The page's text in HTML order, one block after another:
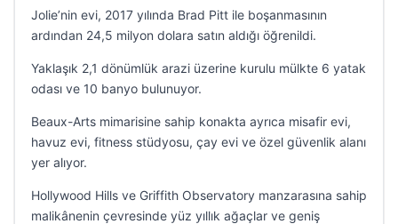
Jolie’nin evi, 2017 yılında Brad Pitt ile boşanmasının
ardından 24,5 milyon dolara satın aldığı öğrenildi.
Yaklaşık 2,1 dönümlük arazi üzerine kurulu mülkte 6 yatak
odası ve 10 banyo bulunuyor.
Beaux-Arts mimarisine sahip konakta ayrıca misafir evi,
havuz evi, fitness stüdyosu, çay evi ve özel güvenlik alanı
yer alıyor.
Hollywood Hills ve Griffith Observatory manzarasına sahip
malikânenin çevresinde yüz yıllık ağaçlar ve geniş